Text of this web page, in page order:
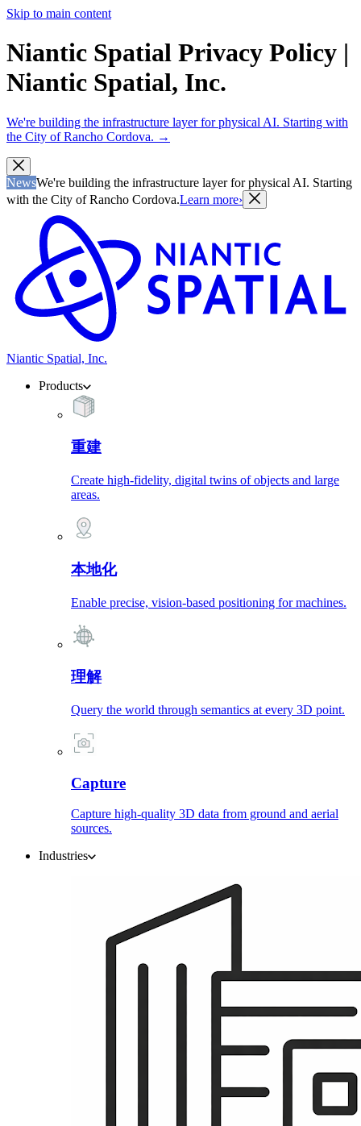
Skip to main content
Niantic Spatial Privacy Policy |
Niantic Spatial, Inc.
We're building the infrastructure layer for physical AI. Starting with
the City of Rancho Cordova. →
NewsWe're building the infrastructure layer for physical AI. Starting
with the City of Rancho Cordova.Learn more›
Niantic Spatial, Inc.
Products
重建
Create high-fidelity, digital twins of objects and large
areas.
本地化
Enable precise, vision-based positioning for machines.
理解
Query the world through semantics at every 3D point.
Capture
Capture high-quality 3D data from ground and aerial
sources.
Industries